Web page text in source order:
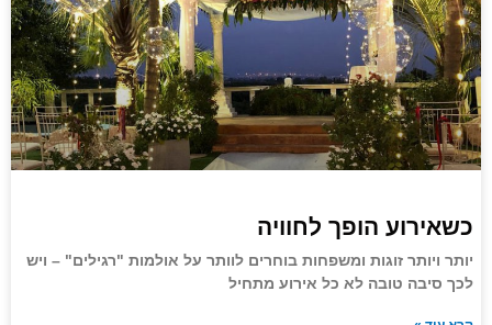
כשאירוע הופך לחוויה
יותר ויותר זוגות ומשפחות בוחרים לוותר על אולמות "רגילים" – ויש
לכך סיבה טובה לא כל אירוע מתחיל